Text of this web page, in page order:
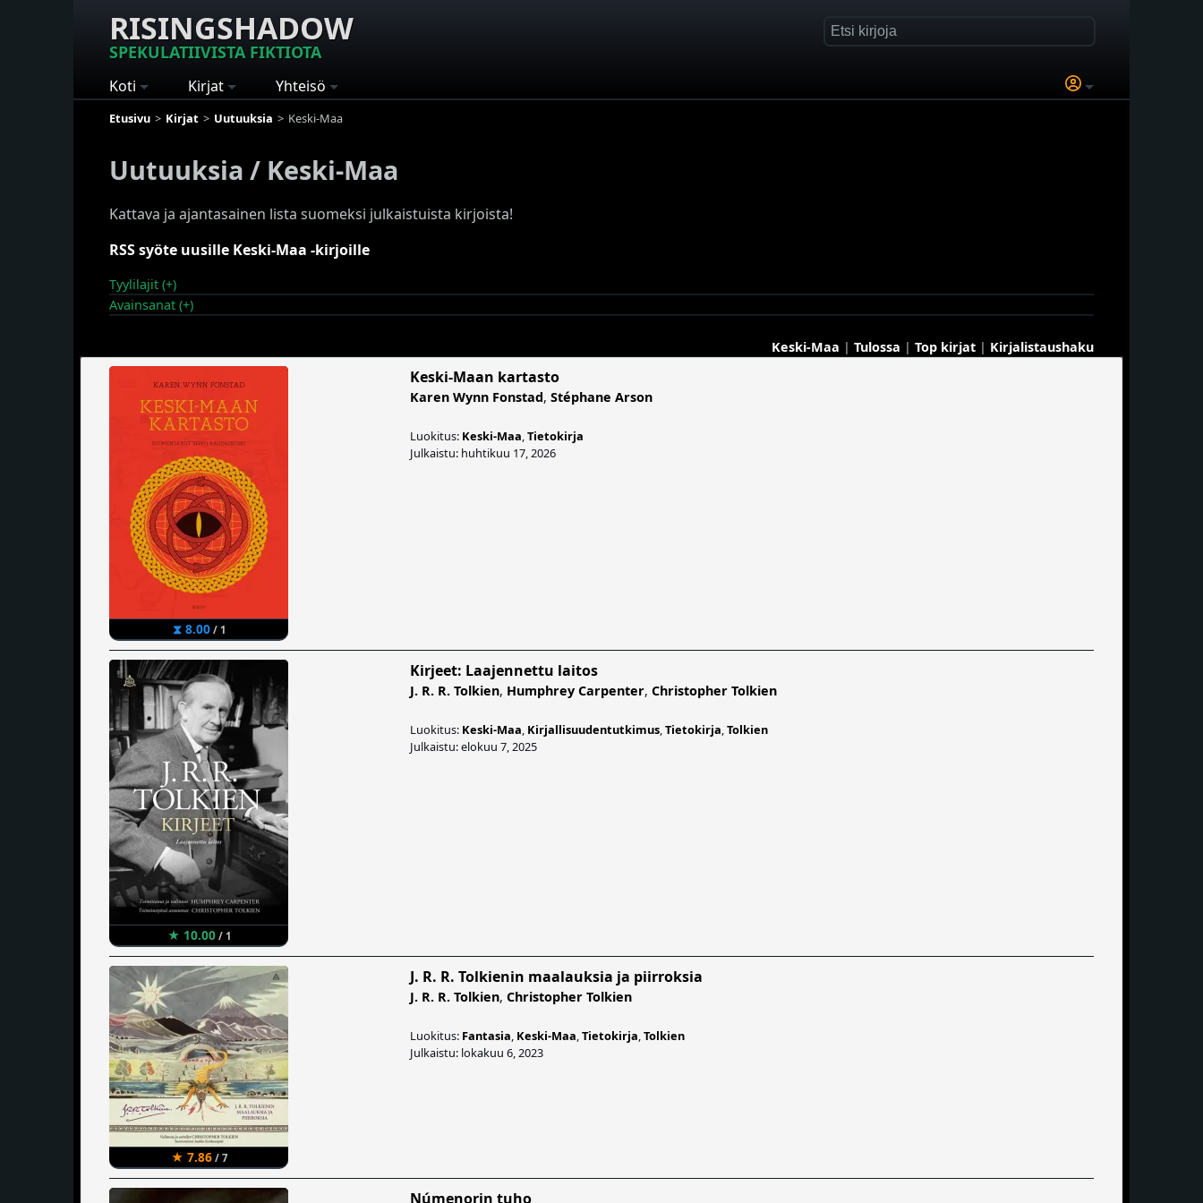
RISINGSHADOW
SPEKULATIIVISTA FIKTIOTA
Koti Kirjat Yhteisö
Etusivu Kirjat Uutuuksia Keski-Maa
Uutuuksia / Keski-Maa
Kattava ja ajantasainen lista suomeksi julkaistuista kirjoista!
RSS syöte uusille Keski-Maa -kirjoille
Tyylilajit (+)
Avainsanat (+)
Keski-Maa | Tulossa | Top kirjat | Kirjalistaushaku
⧗ 8.00/ 1
Keski-Maan kartasto
Karen Wynn Fonstad, Stéphane Arson
Luokitus: Keski-Maa,Tietokirja
Julkaistu: huhtikuu 17, 2026
★ 10.00/ 1
Kirjeet: Laajennettu laitos
J. R. R. Tolkien, Humphrey Carpenter, Christopher Tolkien
Luokitus: Keski-Maa, Kirjallisuudentutkimus,Tietokirja,Tolkien
Julkaistu: elokuu 7, 2025
★ 7.86/ 7
J. R. R. Tolkienin maalauksia ja piirroksia
J. R. R. Tolkien, Christopher Tolkien
Luokitus: Fantasia, Keski-Maa,Tietokirja,Tolkien
Julkaistu: lokakuu 6, 2023
Númenorin tuho